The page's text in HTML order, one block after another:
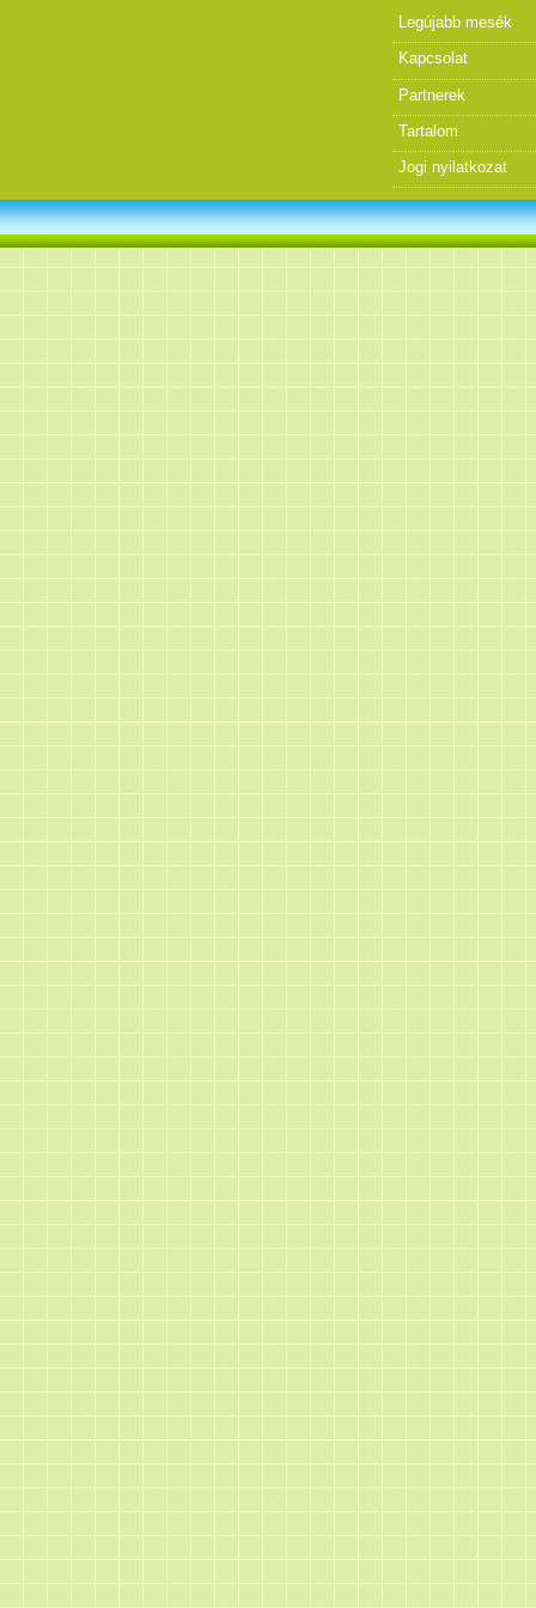
Legújabb mesék
Kapcsolat
Partnerek
Tartalom
Jogi nyilatkozat